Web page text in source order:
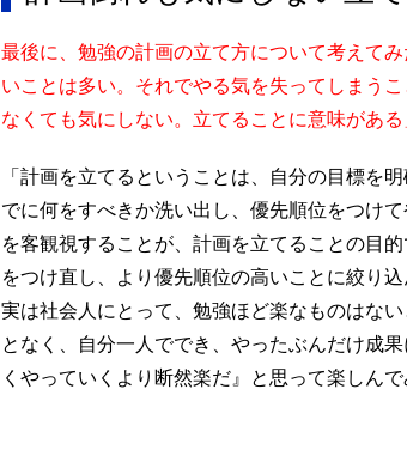
最後に、勉強の計画の立て方について考えて
いことは多い。それでやる気を失ってしまう
なくても気にしない。立てることに意味がある
「計画を立てるということは、自分の目標を
でに何をすべきか洗い出し、優先順位をつけ
を客観視することが、計画を立てることの目
をつけ直し、より優先順位の高いことに絞り込
実は社会人にとって、勉強ほど楽なものはな
となく、自分一人ででき、やったぶんだけ成
くやっていくより断然楽だ』と思って楽しんで